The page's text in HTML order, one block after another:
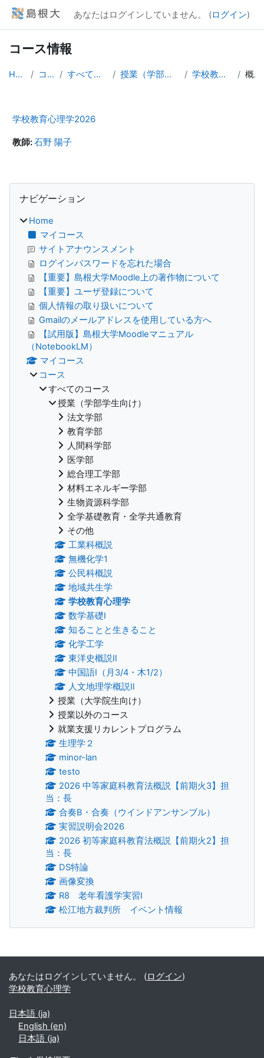
メインコンテンツへスキップする
あなたはログインしていません。 (ログイン)
コース情報
Home コース すべてのコース 授業（学部学生向け） 学校教育心理学 概要
学校教育心理学2026
教師:石野 陽子
ブロック
ナビゲーション
Home
マイコース
サイトアナウンスメント
ログインパスワードを忘れた場合
【重要】島根大学Moodle上の著作物について
【重要】ユーザ登録について
個人情報の取り扱いについて
Gmailのメールアドレスを使用している方へ
【試用版】島根大学Moodleマニュアル
（NotebookLM）
マイコース
コース
すべてのコース
授業（学部学生向け）
法文学部
教育学部
人間科学部
医学部
総合理工学部
材料エネルギー学部
生物資源科学部
全学基礎教育・全学共通教育
その他
工業科概説
無機化学1
公民科概説
地域共生学
学校教育心理学
数学基礎Ⅰ
知ることと生きること
化学工学
東洋史概説Ⅱ
中国語Ⅰ（月3/4・木1/2）
人文地理学概説Ⅱ
授業（大学院生向け）
授業以外のコース
就業支援リカレントプログラム
生理学２
minor-lan
testo
2026 中等家庭科教育法概説【前期火3】担
当：長
合奏B・合奏（ウインドアンサンブル）
実習説明会2026
2026 初等家庭科教育法概説【前期火2】担
当：長
DS特論
画像変換
R8 老年看護学実習Ⅰ
松江地方裁判所 イベント情報
補助ブロック
あなたはログインしていません。 (ログイン)
学校教育心理学
日本語 ‎(ja)‎
English ‎(en)‎
日本語 ‎(ja)‎